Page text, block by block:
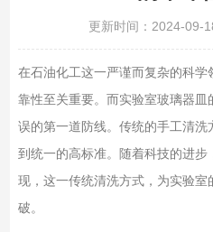
更新时间：2024-09-
在石油化工这一严谨而复杂的科
靠性至关重要。而实验室玻璃器
误的第一道防线。传统的手工清
到统一的高标准。随着科技的进
现，这一传统清洗方式，为实验
破。